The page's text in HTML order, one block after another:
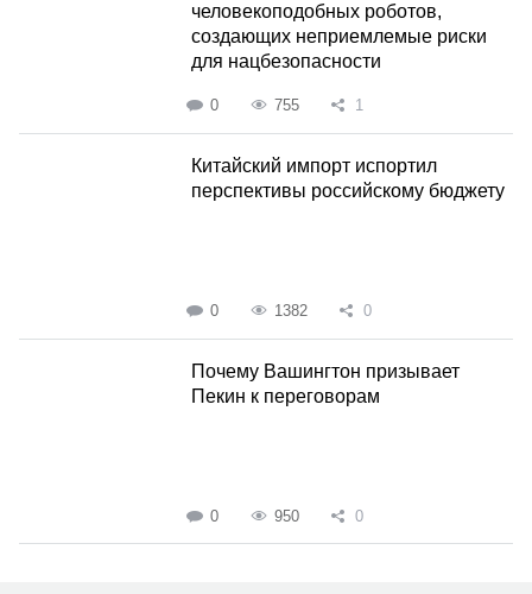
человекоподобных роботов,
создающих неприемлемые риски
для нацбезопасности
0 755 1
Китайский импорт испортил
перспективы российскому бюджету
0 1382 0
Почему Вашингтон призывает
Пекин к переговорам
0 950 0